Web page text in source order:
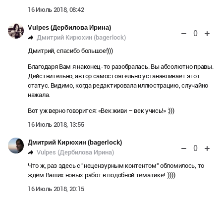
16 Июль 2018, 08:42
Vulpes (Дербилова Ирина)
Дмитрий Кирюхин (bagerlock)
0
Дмитрий, спасибо большое!)))
Благодаря Вам я наконец-то разобралась. Вы абсолютно правы.
Действительно, автор самостоятельно устанавливает этот
статус. Видимо, когда редактировала иллюстрацию, случайно
нажала.
Вот уж верно говорится: «Век живи – век учись!» :)))
16 Июль 2018, 13:55
Дмитрий Кирюхин (bagerlock)
Vulpes (Дербилова Ирина)
0
Что ж, раз здесь с "нецензурным контентом" обломилось, то
ждём Ваших новых работ в подобной тематике! :))))
16 Июль 2018, 20:15